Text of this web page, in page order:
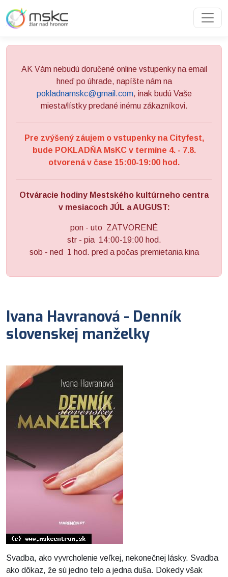
AK Vám nebudú doručené online vstupenky na email
hneď po úhrade, napíšte nám na
pokladnamskc@gmail.com, inak budú Vaše
miesta/lístky predané inému zákazníkovi.
Pre zvýšený záujem o vstupenky na Cityfest,
bude POKLADŇA MsKC v termíne 4. - 7.8.
otvorená v čase 15:00-19:00 hod.
Otváracie hodiny Mestského kultúrneho centra
v mesiacoch JÚL a AUGUST:
pon - uto ZATVORENÉ
str - pia 14:00-19:00 hod.
sob - ned 1 hod. pred a počas premietania kina
Ivana Havranová - Denník
slovenskej manželky
Svadba, ako vyvrcholenie veľkej, nekonečnej lásky. Svadba
ako dôkaz, že sú jedno telo a jedna duša. Dokedy však